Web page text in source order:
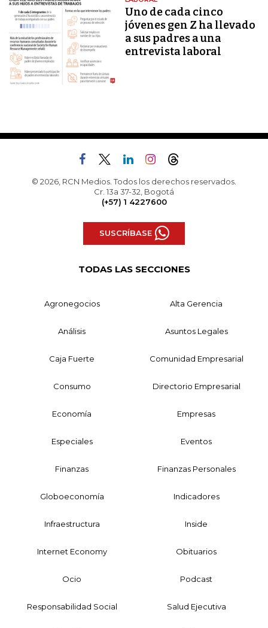
Uno de cada cinco
jóvenes gen Z ha llevado
a sus padres a una
entrevista laboral
© 2026, RCN Medios. Todos los derechos reservados.
Cr. 13a 37-32, Bogotá
(+57) 1 4227600
SUSCRÍBASE
TODAS LAS SECCIONES
Agronegocios Alta Gerencia
Análisis Asuntos Legales
Caja Fuerte Comunidad Empresarial
Consumo Directorio Empresarial
Economía Empresas
Especiales Eventos
Finanzas Finanzas Personales
Globoeconomía Indicadores
Infraestructura Inside
Internet Economy Obituarios
Ocio Podcast
Responsabilidad Social Salud Ejecutiva